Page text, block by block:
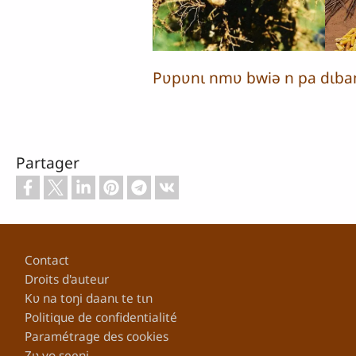
Pʋpʋnɩ nmʋ bwiə n pa
Partager
Contact
Droits d'auteur
Kʋ na toŋi daanɩ te tɩn
Politique de confidentialité
Paramétrage des cookies